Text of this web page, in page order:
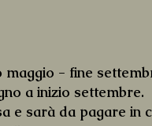
- fine
a inizio settembre.
e sarà da pagare